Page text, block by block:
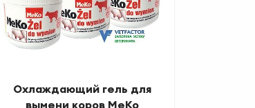
Охлаждающий гель для
вымени коров MeKo